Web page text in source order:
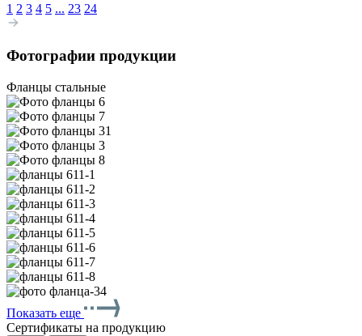
1 2 3 4 5 ... 23 24
Фотографии продукции
Фланцы стальные
Показать еще
Сертификаты на продукцию